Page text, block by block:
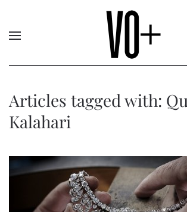
Articles tagged with:
Kalahari